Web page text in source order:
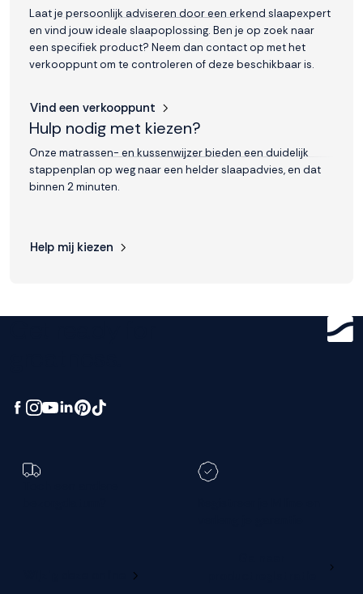
Laat je persoonlijk adviseren door een erkend slaapexpert
en vind jouw ideale slaapoplossing. Ben je op zoek naar
een specifiek product? Neem dan contact op met het
verkooppunt om te controleren of deze beschikbaar is.
Vind een verkooppunt
Hulp nodig met kiezen?
Onze matrassen- en kussenwijzer bieden een duidelijk
stappenplan op weg naar een helder slaapadvies, en dat
binnen 2 minuten.
Help mij kiezen